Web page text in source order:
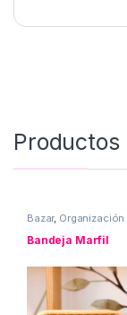
Productos
Bazar, Organización
Bandeja Marfil